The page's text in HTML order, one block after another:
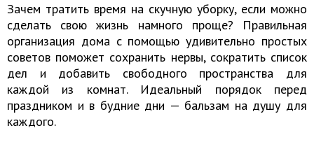
Зачем тратить время на скучную уборку, если можно
сделать свою жизнь намного проще? Правильная
организация дома с помощью удивительно простых
советов поможет сохранить нервы, сократить список
дел и добавить свободного пространства для
каждой из комнат. Идеальный порядок перед
праздником и в будние дни — бальзам на душу для
каждого.